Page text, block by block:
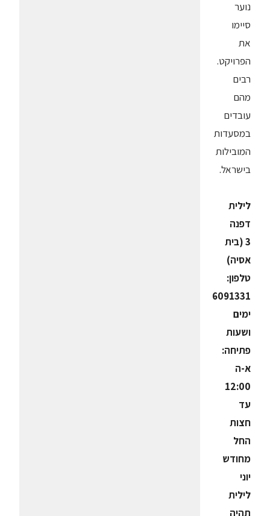
נוער
סיימו
את
הפרויקט.
רבים
מהם
עובדים
במסעדות
המובילות
בישראל.
לילית
דפנה
3 (בית
אסיה)
טלפון:
6091331
ימים
ושעות
פתיחה:
א-ה
12:00
עד
חצות
החל
מחודש
יוני
לילית
תהיה